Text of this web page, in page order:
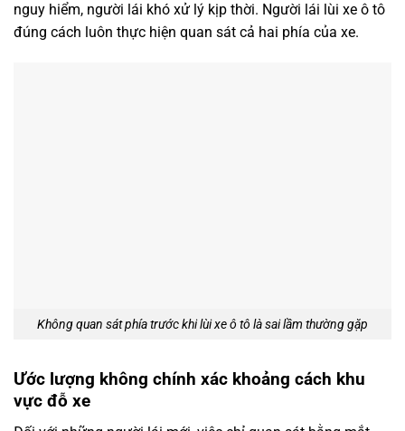
nguy hiểm, người lái khó xử lý kịp thời. Người lái lùi xe ô tô
đúng cách luôn thực hiện quan sát cả hai phía của xe.
Không quan sát phía trước khi lùi xe ô tô là sai lầm thường gặp
Ước lượng không chính xác khoảng cách khu
vực đỗ xe